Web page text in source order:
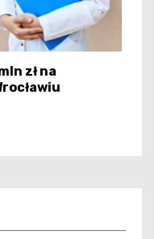
zł na